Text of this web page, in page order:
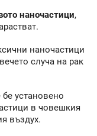
наночастици,
наночастици
случа на рак
установено
в човешкия
въздух.